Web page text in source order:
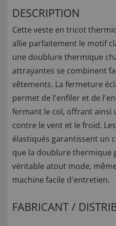
DESCRIPTION
Cette veste en tricot
allie parfaitement le motif
une doublure thermique
attrayantes se combinent
vêtements. La fermeture
permet de l'enfiler et de
fermant le col, offrant ainsi
contre le vent et le froid.
élastiqués garantissent un
que la doublure thermique
véritable atout mode,
machine facile d'entretien.
FABRICANT /